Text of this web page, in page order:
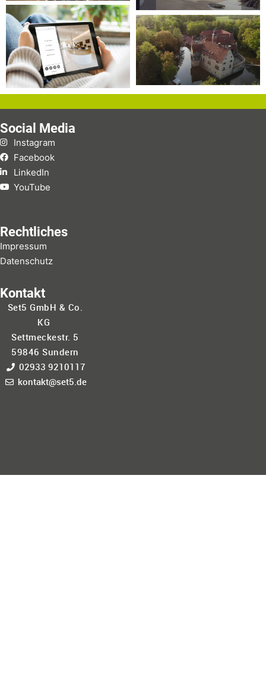
Social Media
Instagram
Facebook
LinkedIn
YouTube
Kontakt
Set5 GmbH & Co.
KG
Settmeckestr. 5
59846 Sundern
02933 9210117
kontakt@set5.de
Rechtliches
Impressum
Datenschutz